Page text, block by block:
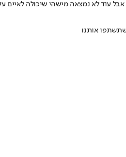
עוד לא נמצאה מישהי שיכולה
אותנו